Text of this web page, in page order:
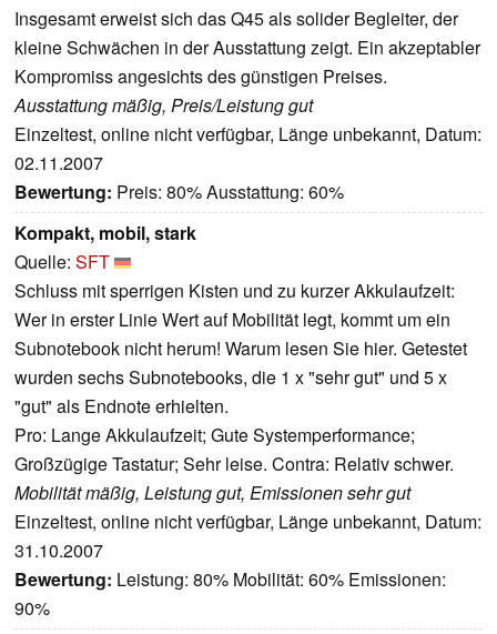
Insgesamt erweist sich das Q45 als solider Begleiter, der
kleine Schwächen in der Ausstattung zeigt. Ein akzeptabler
Kompromiss angesichts des günstigen Preises.
Ausstattung mäßig, Preis/Leistung gut
Einzeltest, online nicht verfügbar, Länge unbekannt, Datum:
02.11.2007
Bewertung: Preis: 80% Ausstattung: 60%
Kompakt, mobil, stark
Quelle: SFT
Schluss mit sperrigen Kisten und zu kurzer Akkulaufzeit:
Wer in erster Linie Wert auf Mobilität legt, kommt um ein
Subnotebook nicht herum! Warum lesen Sie hier. Getestet
wurden sechs Subnotebooks, die 1 x "sehr gut" und 5 x
"gut" als Endnote erhielten.
Pro: Lange Akkulaufzeit; Gute Systemperformance;
Großzügige Tastatur; Sehr leise. Contra: Relativ schwer.
Mobilität mäßig, Leistung gut, Emissionen sehr gut
Einzeltest, online nicht verfügbar, Länge unbekannt, Datum:
31.10.2007
Bewertung: Leistung: 80% Mobilität: 60% Emissionen:
90%